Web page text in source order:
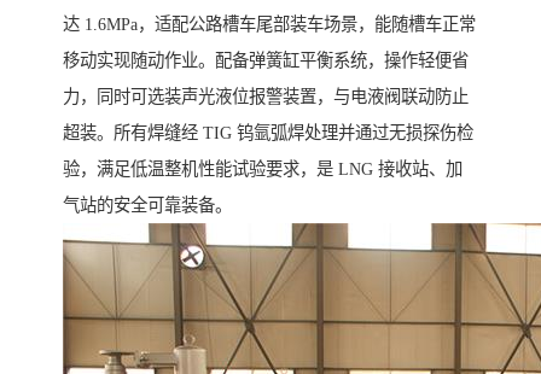
达 1.6MPa，适配公路槽车尾部装车场景，能随槽车正常
移动实现随动作业。配备弹簧缸平衡系统，操作轻便省
力，同时可选装声光液位报警装置，与电液阀联动防止
超装。所有焊缝经 TIG 钨氩弧焊处理并通过无损探伤检
验，满足低温整机性能试验要求，是 LNG 接收站、加
气站的安全可靠装备。